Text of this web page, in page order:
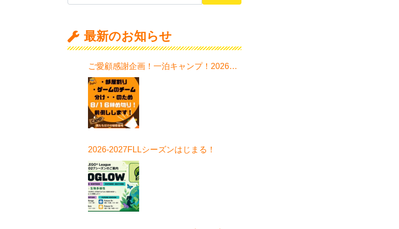
最新のお知らせ
ご愛顧感謝企画！一泊キャンプ！2026！
日程はこちら！
2026-2027FLLシーズンはじまる！